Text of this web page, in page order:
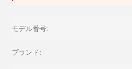
モデル番号:
ブランド: